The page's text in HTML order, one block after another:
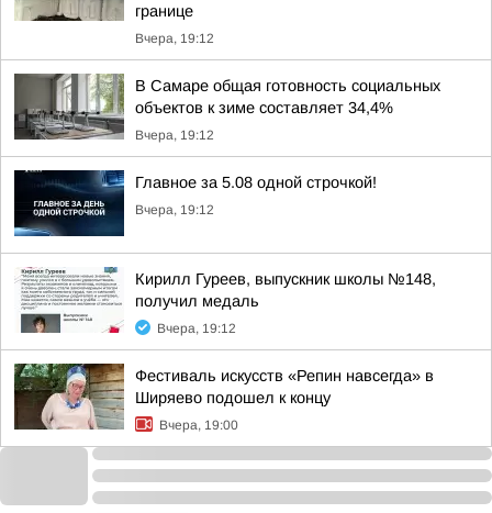
границе
Вчера, 19:12
В Самаре общая готовность социальных
объектов к зиме составляет 34,4%
Вчера, 19:12
Главное за 5.08 одной строчкой!
Вчера, 19:12
Кирилл Гуреев, выпускник школы №148,
получил медаль
Вчера, 19:12
Фестиваль искусств «Репин навсегда» в
Ширяево подошел к концу
Вчера, 19:00